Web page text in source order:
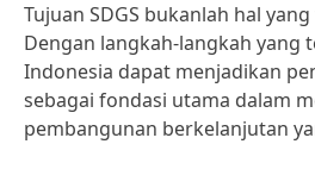
Tujuan SDGS bukanlah hal
Dengan langkah-langkah yang
Indonesia dapat menjadikan
sebagai fondasi utama dalam
pembangunan berkelanjutan